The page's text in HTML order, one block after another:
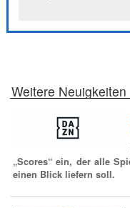
Weitere Neuigkeiten
„Scores“ ein, der alle
einen Blick liefern soll.